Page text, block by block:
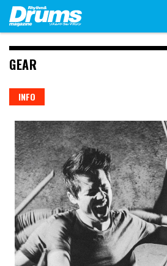
Skip
content
GEAR
INFO